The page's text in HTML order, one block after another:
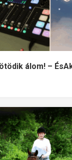
álom! –